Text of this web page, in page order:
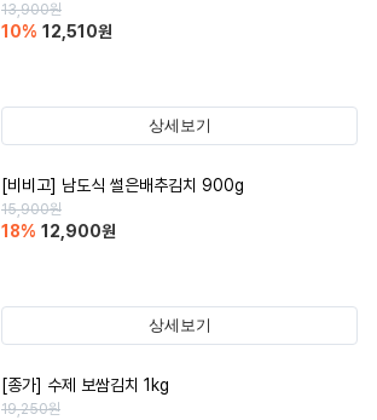
13,900원
10% 12,510원
상세보기
[비비고] 남도식 썰은배추김치 900g
15,900원
18% 12,900원
상세보기
[종가] 수제 보쌈김치 1kg
19,250원